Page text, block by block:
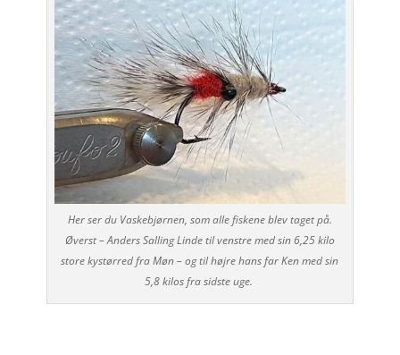
Her ser du Vaskebjørnen, som alle fiskene blev taget på.
Øverst – Anders Salling Linde til venstre med sin 6,25 kilo
store kystørred fra Møn – og til højre hans far Ken med sin
5,8 kilos fra sidste uge.